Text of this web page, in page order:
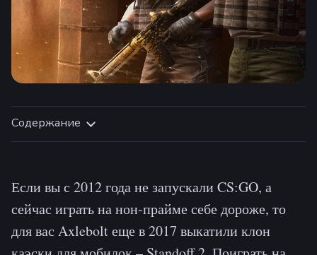
Содержание
Если вы с 2012 года не запускали CS:GO, а
сейчас играть на нон-прайме себе дороже, то
для вас Axlebolt еще в 2017 выкатили клон